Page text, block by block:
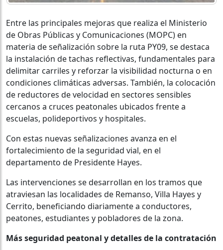
Entre las principales mejoras que realiza el Ministerio
de Obras Públicas y Comunicaciones (MOPC) en
materia de señalización sobre la ruta PY09, se destaca
la instalación de tachas reflectivas, fundamentales para
delimitar carriles y reforzar la visibilidad nocturna o en
condiciones climáticas adversas. También, la colocación
de reductores de velocidad en sectores sensibles
cercanos a cruces peatonales ubicados frente a
escuelas, polideportivos y hospitales.
Con estas nuevas señalizaciones avanza en el
fortalecimiento de la seguridad vial, en el
departamento de Presidente Hayes.
Las intervenciones se desarrollan en los tramos que
atraviesan las localidades de Remanso, Villa Hayes y
Cerrito, beneficiando diariamente a conductores,
peatones, estudiantes y pobladores de la zona.
Más seguridad peatonal y detalles de la contratación